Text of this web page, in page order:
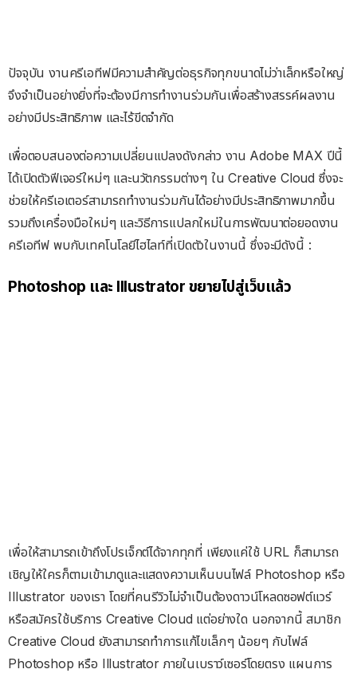
ปัจจุบัน งานครีเอทีฟมีความสำคัญต่อธุรกิจทุกขนาดไม่ว่าเล็กหรือใหญ่
จึงจำเป็นอย่างยิ่งที่จะต้องมีการทำงานร่วมกันเพื่อสร้างสรรค์ผลงาน
อย่างมีประสิทธิภาพ และไร้ขีดจำกัด
เพื่อตอบสนองต่อความเปลี่ยนแปลงดังกล่าว งาน Adobe MAX ปีนี้
ได้เปิดตัวฟีเจอร์ใหม่ๆ และนวัตกรรมต่างๆ ใน Creative Cloud ซึ่งจะ
ช่วยให้ครีเอเตอร์สามารถทำงานร่วมกันได้อย่างมีประสิทธิภาพมากขึ้น
รวมถึงเครื่องมือใหม่ๆ และวิธีการแปลกใหม่ในการพัฒนาต่อยอดงาน
ครีเอทีฟ พบกับเทคโนโลยีไฮไลท์ที่เปิดตัวในงานนี้ ซึ่งจะมีดังนี้ :
Photoshop และ Illustrator ขยายไปสู่เว็บแล้ว
เพื่อให้สามารถเข้าถึงโปรเจ็กต์ได้จากทุกที่ เพียงแค่ใช้ URL ก็สามารถ
เชิญให้ใครก็ตามเข้ามาดูและแสดงความเห็นบนไฟล์ Photoshop หรือ
Illustrator ของเรา โดยที่คนรีวิวไม่จำเป็นต้องดาวน์โหลดซอฟต์แวร์
หรือสมัครใช้บริการ Creative Cloud แต่อย่างใด นอกจากนี้ สมาชิก
Creative Cloud ยังสามารถทำการแก้ไขเล็กๆ น้อยๆ กับไฟล์
Photoshop หรือ Illustrator ภายในเบราว์เซอร์โดยตรง แผนการ